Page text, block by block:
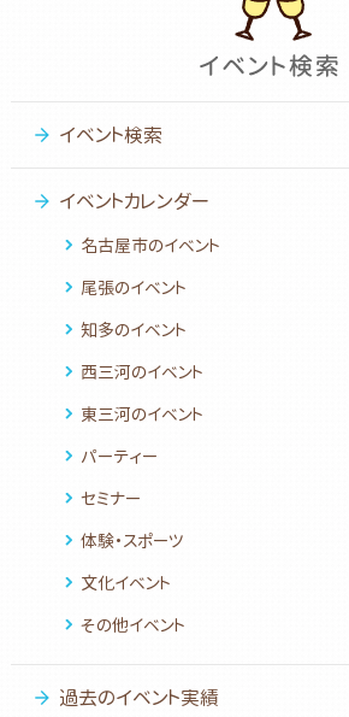
イベント検索
イベントカレンダー
名古屋市のイベント
尾張のイベント
知多のイベント
西三河のイベント
東三河のイベント
パーティー
セミナー
体験・スポーツ
文化イベント
その他イベント
過去のイベント実績